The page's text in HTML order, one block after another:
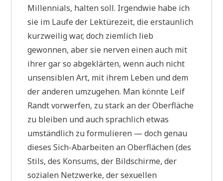
Millennials, halten soll. Irgendwie habe ich
sie im Laufe der Lektürezeit, die erstaunlich
kurzweilig war, doch ziemlich lieb
gewonnen, aber sie nerven einen auch mit
ihrer gar so abgeklärten, wenn auch nicht
unsensiblen Art, mit ihrem Leben und dem
der anderen umzugehen. Man könnte Leif
Randt vorwerfen, zu stark an der Oberfläche
zu bleiben und auch sprachlich etwas
umständlich zu formulieren — doch genau
dieses Sich-Abarbeiten an Oberflächen (des
Stils, des Konsums, der Bildschirme, der
sozialen Netzwerke, der sexuellen